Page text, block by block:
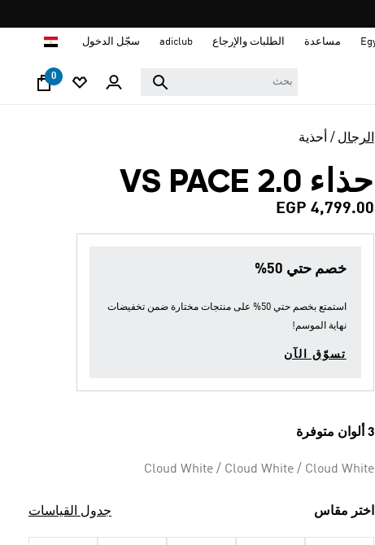
مساعدة الطلبات والإرجاع adiclub سجّل الدخول
0
الرجال أحذية
حذاء VS PACE 2.0
EGP 4,799.00
خصم حتي 50%
استمتع بخصم حتي 50% على منتجات مختارة ضمن
تخفيضات
نهاية الموسم!
تسوّق الآن
3 ألوان متوفرة
Cloud White / Cloud White / Cloud White
اختر مقاس جدول القياسات